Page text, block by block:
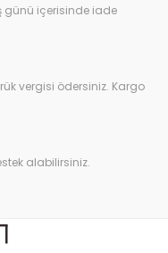
günü içerisinde iade
vergisi ödersiniz. Kargo
alabilirsiniz.